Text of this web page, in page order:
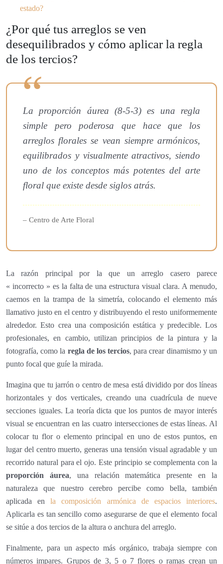
estado?
¿Por qué tus arreglos se ven
desequilibrados y cómo aplicar la regla
de los tercios?
La proporción áurea (8-5-3) es una regla
simple pero poderosa que hace que los
arreglos florales se vean siempre armónicos,
equilibrados y visualmente atractivos, siendo
uno de los conceptos más potentes del arte
floral que existe desde siglos atrás.
– Centro de Arte Floral
La razón principal por la que un arreglo casero parece
« incorrecto » es la falta de una estructura visual clara. A menudo,
caemos en la trampa de la simetría, colocando el elemento más
llamativo justo en el centro y distribuyendo el resto uniformemente
alrededor. Esto crea una composición estática y predecible. Los
profesionales, en cambio, utilizan principios de la pintura y la
fotografía, como la regla de los tercios, para crear dinamismo y un
punto focal que guíe la mirada.
Imagina que tu jarrón o centro de mesa está dividido por dos líneas
horizontales y dos verticales, creando una cuadrícula de nueve
secciones iguales. La teoría dicta que los puntos de mayor interés
visual se encuentran en las cuatro intersecciones de estas líneas. Al
colocar tu flor o elemento principal en uno de estos puntos, en
lugar del centro muerto, generas una tensión visual agradable y un
recorrido natural para el ojo. Este principio se complementa con la
proporción áurea, una relación matemática presente en la
naturaleza que nuestro cerebro percibe como bella, también
aplicada enla composición armónica de espacios interiores.
Aplicarla es tan sencillo como asegurarse de que el elemento focal
se sitúe a dos tercios de la altura o anchura del arreglo.
Finalmente, para un aspecto más orgánico, trabaja siempre con
números impares. Grupos de 3, 5 o 7 flores o ramas crean un